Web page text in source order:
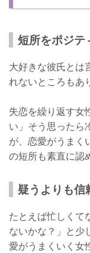
短所をポジテ
大好きな彼氏とは
れないところもあ
失恋を繰り返す女
い」そう思ったら
が、恋愛がうまく
の短所も素直に認
疑うよりも信
たとえば忙しくて
ないかな？」と少
愛がうまくいく女